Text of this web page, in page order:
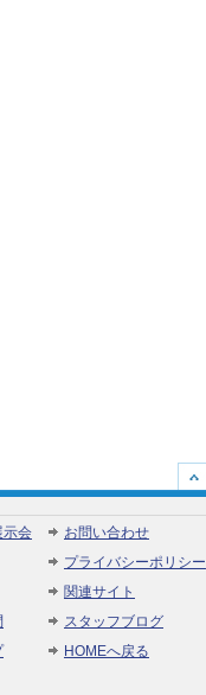
示会
お問い合わせ
プライバシーポリシー
関連サイト
スタッフブログ
HOMEへ戻る